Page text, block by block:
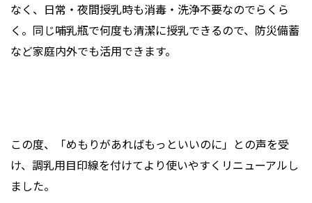
なく、日常・夜間授乳時も消毒・洗浄不要なのでらくら
く。同じ哺乳瓶で何度も清潔に授乳できるので、防災備蓄
など家庭内外でも活用できます。
この度、「めもりがあればもっといいのに」との声を受
け、調乳用目印線を付けてより使いやすくリニューアルし
ました。